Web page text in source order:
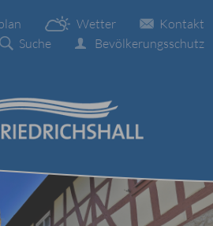
Kontakt
Wetter
Bevölkerungsschutz
Suche